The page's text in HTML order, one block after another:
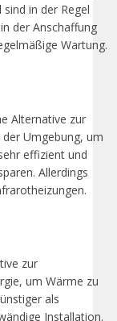
in der Regel
der Anschaffung
Wartung.
Alternative zur
Umgebung, um
effizient und
Allerdings
zur
um Wärme zu
als
Installation.